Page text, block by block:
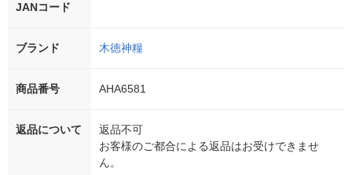
JANコード
ブランド 木徳神糧
商品番号 AHA6581
返品について
返品不可
お客様のご都合による返品はお受けできませ
ん。